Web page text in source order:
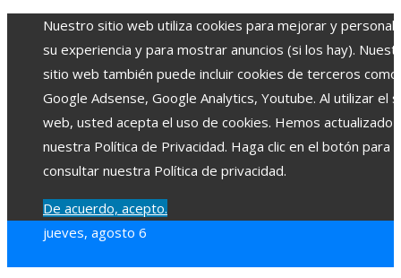
Nuestro sitio web utiliza cookies para mejorar y
su experiencia y para mostrar anuncios (si los hay).
sitio web también puede incluir cookies de terceros como
Google Adsense, Google Analytics, Youtube. Al utilizar el
web, usted acepta el uso de cookies. Hemos actualizado
nuestra Política de Privacidad. Haga clic en el botón para
consultar nuestra Política de privacidad.
De acuerdo, acepto.
jueves, agosto 6